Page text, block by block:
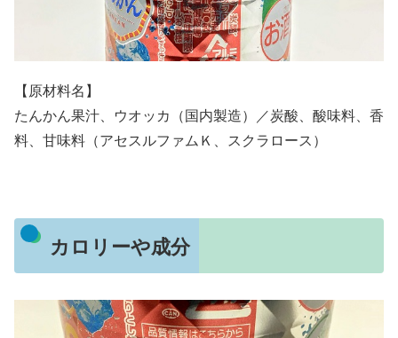
【原材料名】
たんかん果汁、ウオッカ（国内製造）／炭酸、酸味料、香
料、甘味料（アセスルファムＫ、スクラロース）
カロリーや成分